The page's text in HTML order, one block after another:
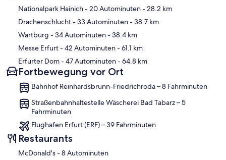
Karte
Nationalpark Hainich- 20 Autominuten- 28.2 km
Drachenschlucht- 33 Autominuten- 38.7 km
Wartburg - 34 Autominuten- 38.4 km
Messe Erfurt- 42 Autominuten- 61.1 km
Erfurter Dom- 47 Autominuten- 64.8 km
Fortbewegung vor Ort
Bahnhof Reinhardsbrunn-Friedrichroda – 8 Fahrminuten
Straßenbahnhaltestelle Wäscherei Bad Tabarz – 5
Fahrminuten
Flughafen Erfurt (ERF) – 39 Fahrminuten
Restaurants
‪McDonald's - ‬8 Autominuten